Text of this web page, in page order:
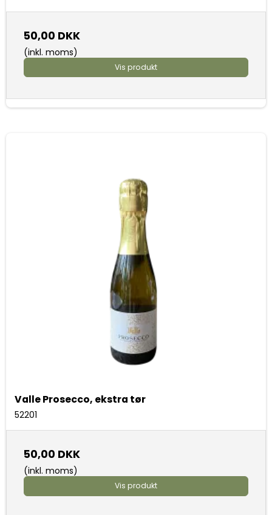
50,00 DKK
(inkl. moms)
Vis produkt
Valle Prosecco, ekstra tør
52201
50,00 DKK
(inkl. moms)
Vis produkt